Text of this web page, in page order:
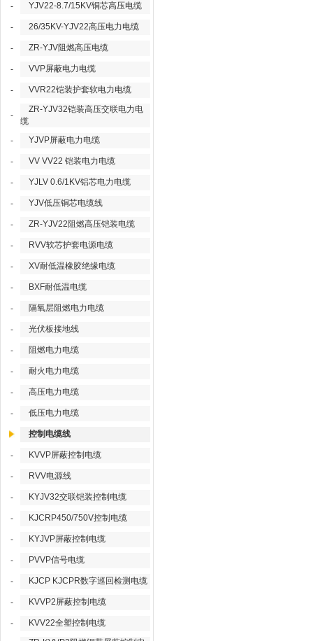
-
YJV22-8.7/15KV铜芯高压电缆
- 26/35KV-YJV22高压电力电缆
- ZR-YJV阻燃高压电缆
- VVP屏蔽电力电缆
- VVR22铠装护套软电力电缆
-
ZR-YJV32铠装高压交联电力电
缆
-
YJVP屏蔽电力电缆
- VV VV22 铠装电力电缆
- YJLV 0.6/1KV铝芯电力电缆
- YJV低压铜芯电缆线
- ZR-YJV22阻燃高压铠装电缆
- RVV软芯护套电源电缆
- XV耐低温橡胶绝缘电缆
- BXF耐低温电缆
- 隔氧层阻燃电力电缆
- 光伏板接地线
- 阻燃电力电缆
- 耐火电力电缆
- 高压电力电缆
- 低压电力电缆
控制电缆线
- KVVP屏蔽控制电缆
- RVV电源线
- KYJV32交联铠装控制电缆
- KJCRP450/750V控制电缆
- KYJVP屏蔽控制电缆
- PVVP信号电缆
- KJCP KJCPR数字巡回检测电缆
- KVVP2屏蔽控制电缆
-
KVV22全塑控制电缆